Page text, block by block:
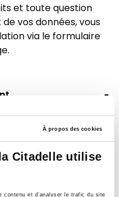
À propos des cookies
Citadelle utilise
contenu et d’analyser le trafic du site
et toute question
vos données, vous
via le formulaire
nous vos